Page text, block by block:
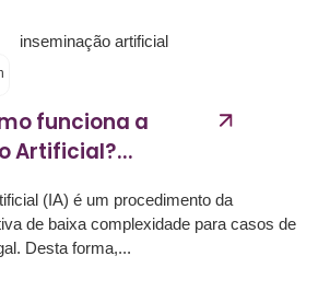
funciona a
Artificial?...
(IA) é um procedimento da
de baixa complexidade para casos de
Desta forma,...